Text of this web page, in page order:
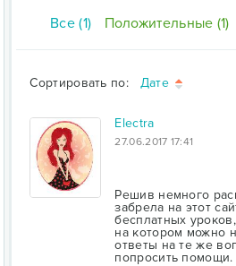
Все (1) Положительные (1)
Сортировать по: Дате
Electra
27.06.2017 17:41
Решив немного
забрела на этот
бесплатных
на котором можно
ответы на те же
попросить